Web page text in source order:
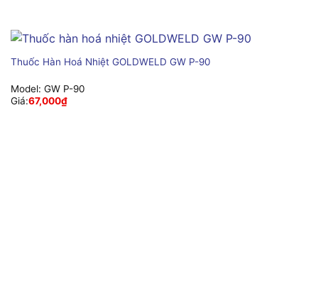
Thuốc Hàn Hoá Nhiệt GOLDWELD GW P-90
Model: GW P-90
Giá:67,000₫